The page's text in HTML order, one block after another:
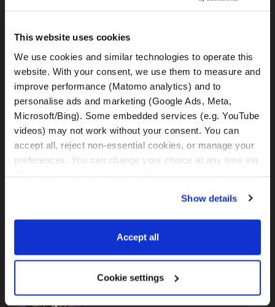
This website uses cookies
We use cookies and similar technologies to operate this
website. With your consent, we use them to measure and
improve performance (Matomo analytics) and to
personalise ads and marketing (Google Ads, Meta,
Microsoft/Bing). Some embedded services (e.g. YouTube
videos) may not work without your consent. You can
accept all, reject non-essential cookies, or manage your
preferences. You can change your choice at any time via
Show details
Accept all
Cookie settings
BMW F850GS
BMW F900GS Adventure
BMW R1250GS - tiefergelegt
BMW R1250GS